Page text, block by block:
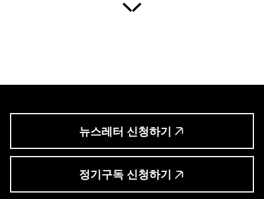
뉴스레터 신청하기
정기구독 신청하기